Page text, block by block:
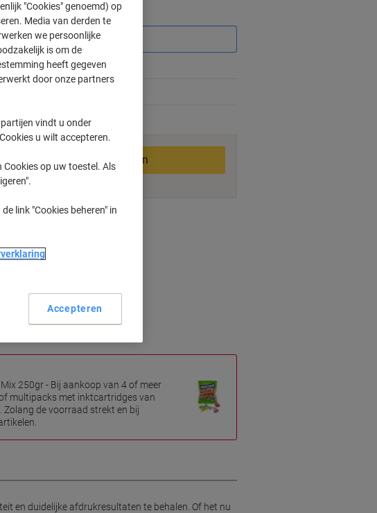
Excl. btw
€ 15,29
€ 14,69 -3%
Levertijd 2-3 werkdagen
In winkelwagen
documenten
250gr - Bij aankoop van 4 of meer
multipacks met inktcartridges van
Zolang de voorraad strekt en bij
en duidelijke afdrukresultaten te behalen. Of het nu
"Cookies" genoemd) op
Media van derden te
we persoonlijke
is om de
heeft gegeven
door onze partners
vindt u onder
u wilt accepteren.
Cookies op uw toestel. Als
link "Cookies beheren" in
Accepteren